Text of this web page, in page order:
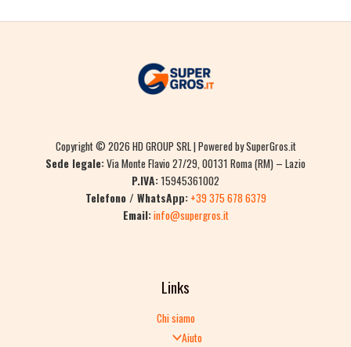
Copyright © 2026 HD GROUP SRL | Powered by SuperGros.it
Sede legale:Via Monte Flavio 27/29, 00131 Roma (RM) – Lazio
P.IVA:15945361002
Telefono / WhatsApp: +39 375 678 6379
Email:info@supergros.it
Links
Chi siamo
Aiuto